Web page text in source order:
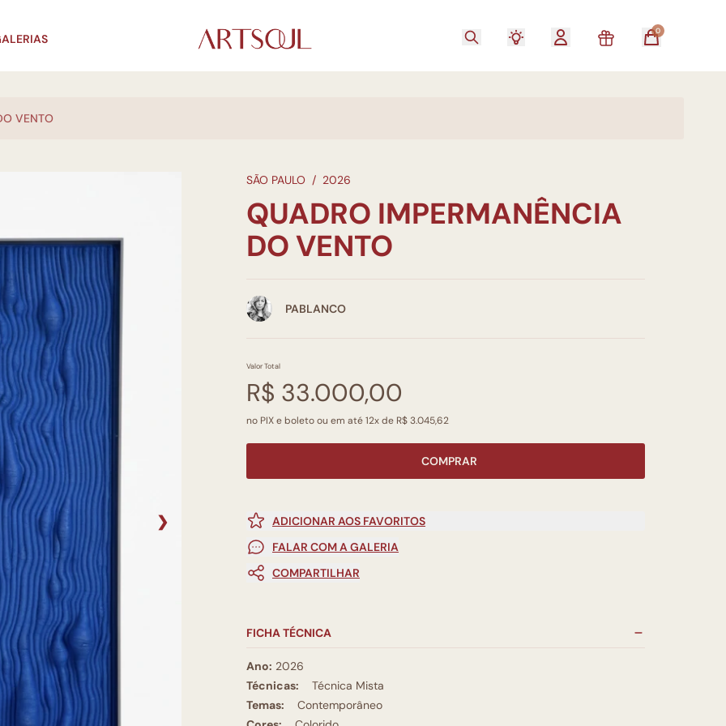
0
VENTO
❯
SÃO PAULO / 2026
QUADRO IMPERMANÊNCIA
DO VENTO
PABLANCO
Valor Total
R$ 33.000,00
no PIX e boleto ou em até 12x de R$ 3.045,62
COMPRAR
ADICIONAR AOS FAVORITOS
FALAR COM A GALERIA
COMPARTILHAR
FICHA TÉCNICA
Ano: 2026
Técnicas:
Técnica Mista
Temas:
Contemporâneo